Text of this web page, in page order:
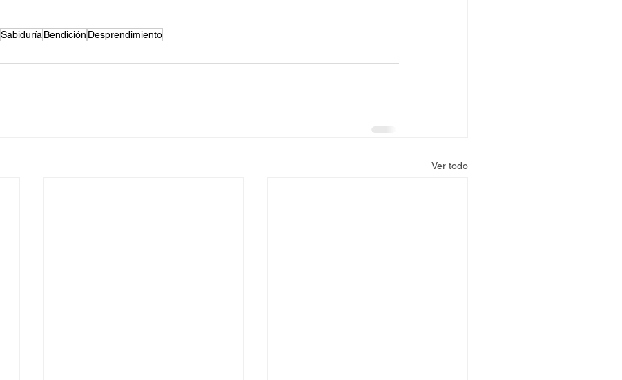
SabiduríaBendición Desprendimiento
Ver todo